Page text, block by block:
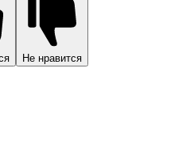
Не нравится